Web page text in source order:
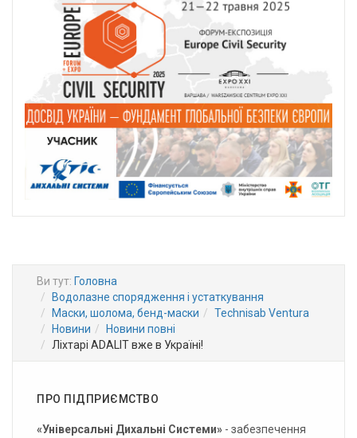
Ви тут: Головна
Водолазне спорядження і устаткування
Маски, шолома, бенд-маски
Technisab Ventura
Новини
Новини повні
Ліхтарі ADALIT вже в Україні!
ПРО ПІДПРИЄМСТВО
«Універсальні Дихальні Системи» - забезпечення